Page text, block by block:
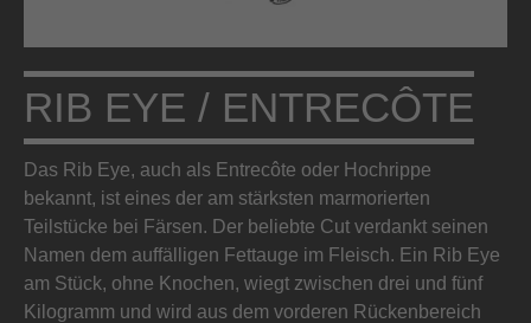
RIB EYE / ENTRECÔTE
Das Rib Eye, auch als Entrecôte oder Hochrippe
bekannt, ist eines der am stärksten marmorierten
Teilstücke bei Färsen. Der beliebte Cut verdankt seinen
Namen dem auffälligen Fettauge im Fleisch. Ein Rib Eye
am Stück, ohne Knochen, wiegt zwischen drei und fünf
Kilogramm und wird aus dem vorderen Rückenbereich